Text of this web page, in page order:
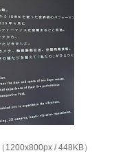
（1200x800px / 448KB）